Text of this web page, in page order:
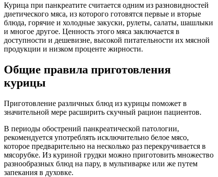
Курица при панкреатите считается одним из разновидностей
диетического мяса, из которого готовятся первые и вторые
блюда, горячие и холодные закуски, рулеты, салаты, шашлыки
и многое другое. Ценность этого мяса заключается в
доступности и дешевизне, высокой питательности их мясной
продукции и низком проценте жирности.
Общие правила приготовления
курицы
Приготовление различных блюд из курицы поможет в
значительной мере расширить скучный рацион пациентов.
В периоды обострений панкреатической патологии,
рекомендуется употреблять исключительно белое мясо,
которое предварительно на несколько раз перекручивается в
мясорубке. Из куриной грудки можно приготовить множество
разнообразных блюд на пару, в мультиварке или же путем
запекания в духовке.